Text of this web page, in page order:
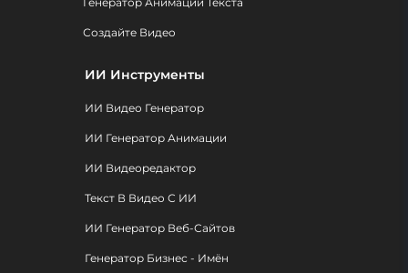
Создайте Видео
ИИ Инструменты
ИИ Видео Генератор
ИИ Генератор Анимации
ИИ Видеоредактор
Текст В Видео С ИИ
ИИ Генератор Веб-Сайтов
Генератор Бизнес - Имён